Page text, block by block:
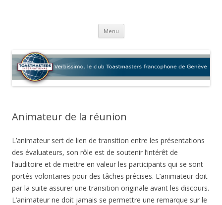
Menu Aller
contenu
Animateur de la réunion
L’animateur sert de lien de transition entre les présentations
des évaluateurs, son rôle est de soutenir l’intérêt de
l’auditoire et de mettre en valeur les participants qui se sont
portés volontaires pour des tâches précises. L’animateur doit
par la suite assurer une transition originale avant les discours.
L’animateur ne doit jamais se permettre une remarque sur le